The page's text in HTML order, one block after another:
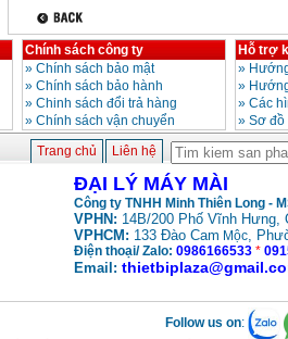
Chính sách công ty
» Chính sách bảo mật
» Chính sách bảo hành
» Chinh sách đổi trả hàng
» Chính sách vận chuyển
Hỗ trợ
»
»
» Các
» Sơ
Trang chủ Liên hệ
ĐẠI LÝ MÁY MÀI
Công ty TNHH Minh Thiên Long -
VPHN: 14B/200 Phố Vĩnh Hưng,
VPHCM: 133 Đào Cam Mộc,
Điện thoại/ Zalo: 0986166533 *
Email:
Follow us on: